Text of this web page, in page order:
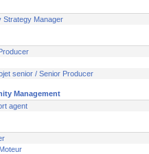
Strategy Manager
senior / Senior Producer
Management
agent